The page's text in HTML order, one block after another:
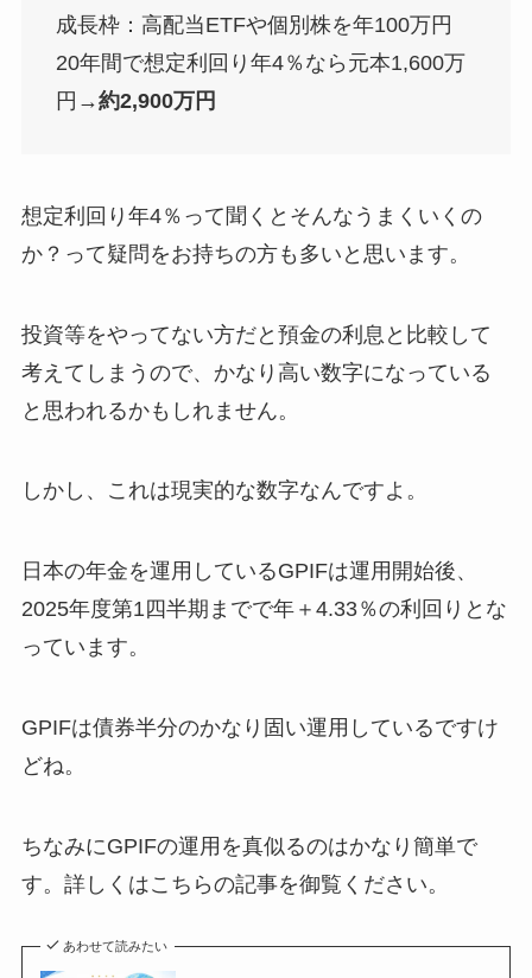
成長枠：高配当ETFや個別株を年100万円
20年間で想定利回り年4％なら元本1,600万
円→約2,900万円
想定利回り年4％って聞くとそんなうまくいくの
か？って疑問をお持ちの方も多いと思います。
投資等をやってない方だと預金の利息と比較して
考えてしまうので、かなり高い数字になっている
と思われるかもしれません。
しかし、これは現実的な数字なんですよ。
日本の年金を運用しているGPIFは運用開始後、
2025年度第1四半期までで年＋4.33％の利回りとな
っています。
GPIFは債券半分のかなり固い運用しているですけ
どね。
ちなみにGPIFの運用を真似るのはかなり簡単で
す。詳しくはこちらの記事を御覧ください。
あわせて読みたい